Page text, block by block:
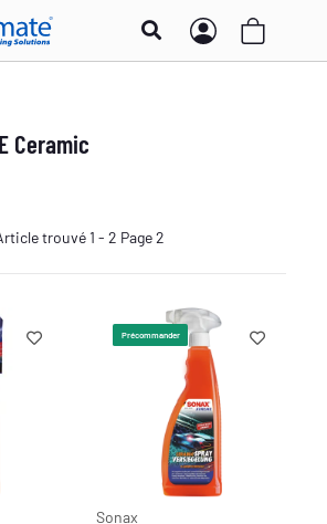
Ceramic
trouvé 1 - 2 Page 2
Précommander
Sonax